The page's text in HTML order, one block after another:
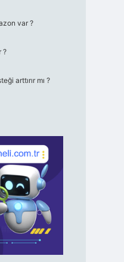
var ?
?
arttırır mı ?